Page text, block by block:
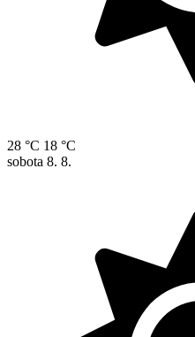
28 °C 18 °C
sobota 8. 8.